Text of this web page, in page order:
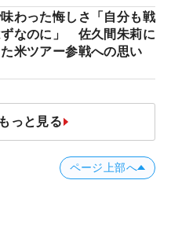
わった悔しさ「自分も戦
ずなのに」 佐久間朱莉に
米ツアー参戦への思い
っと見る
ページ上部へ